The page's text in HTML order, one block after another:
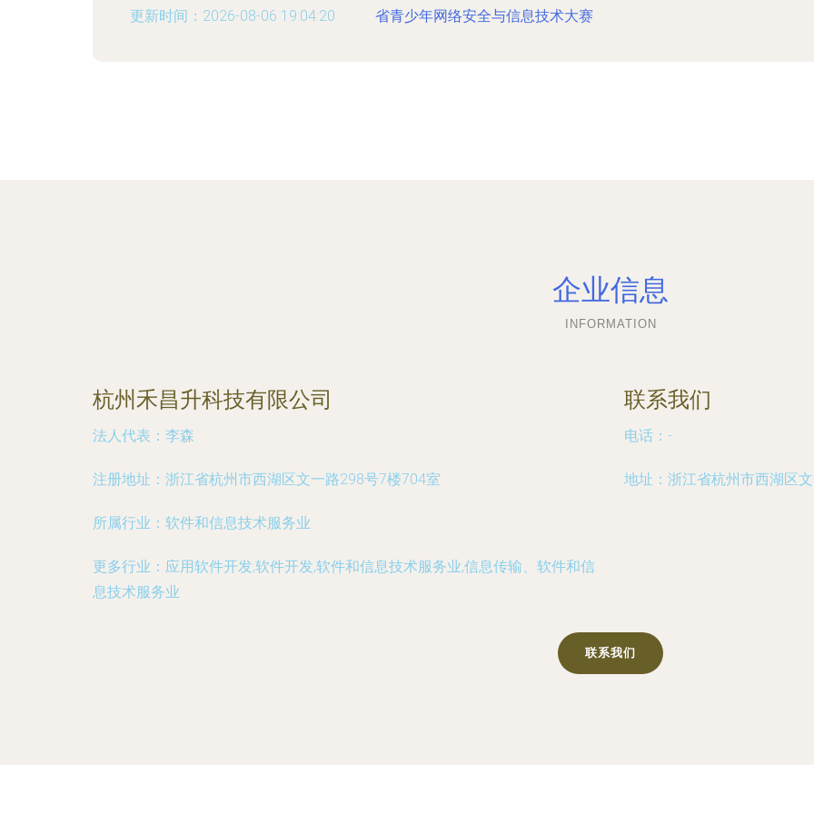
更新时间：2026-08-06 19:04:20
省青少年网络安全与信息技术大赛
企业信息
INFORMATION
杭州禾昌升科技有限公司
法人代表： 李森
注册地址： 浙江省杭州市西湖区文一路298号7楼704室
所属行业： 软件和信息技术服务业
更多行业： 应用软件开发,软件开发,软件和信息技术服务业,信息传输、软件和信
息技术服务业
联系我们
电话：-
地址：浙江省杭州市西湖区
联系我们